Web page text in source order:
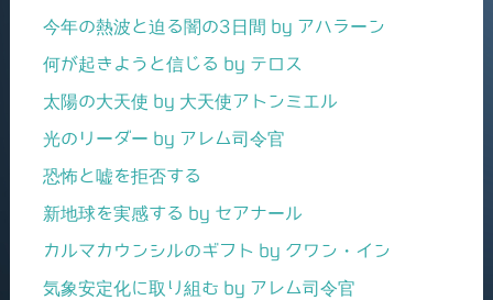
今年の熱波と迫る闇の3日間 by アハラーン
何が起きようと信じる by テロス
太陽の大天使 by 大天使アトンミエル
光のリーダー by アレム司令官
恐怖と嘘を拒否する
新地球を実感する by セアナール
カルマカウンシルのギフト by クワン・イン
気象安定化に取り組む by アレム司令官